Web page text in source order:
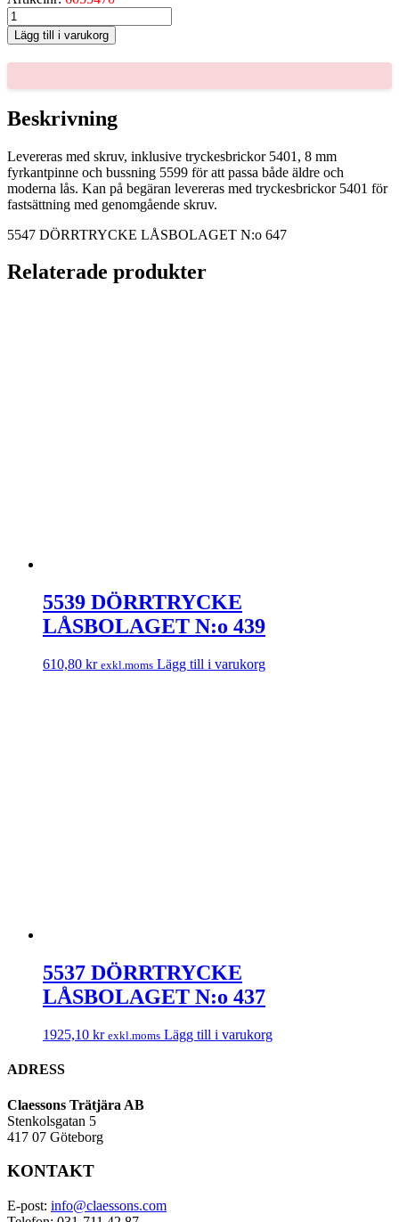
5547
DÖRRTRYCKE
LÅSBOLAGET
N:o
mängd
Lägg till i varukorg
Beskrivning
Levereras med skruv, inklusive tryckesbrickor 5401, 8 mm
fyrkantpinne och bussning 5599 för att passa både äldre och
moderna lås. Kan på begäran levereras med tryckesbrickor 5401 för
fastsättning med genomgående skruv.
5547 DÖRRTRYCKE LÅSBOLAGET N:o 647
Relaterade produkter
5539 DÖRRTRYCKE
LÅSBOLAGET N:o 439
610,80 kr exkl.moms Lägg till i varukorg
5537 DÖRRTRYCKE
LÅSBOLAGET N:o 437
1925,10 kr exkl.moms Lägg till i varukorg
ADRESS
Claessons Trätjära AB
Stenkolsgatan 5
417 07 Göteborg
KONTAKT
E-post: info@claessons.com